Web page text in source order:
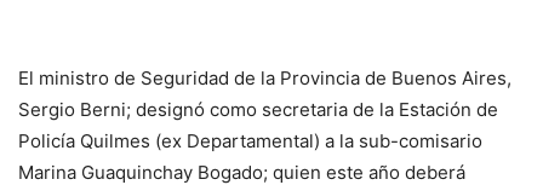
El ministro de Seguridad de la Provincia de Buenos Aires,
Sergio Berni; designó como secretaria de la Estación de
Policía Quilmes (ex Departamental) a la sub-comisario
Marina Guaquinchay Bogado; quien este año deberá